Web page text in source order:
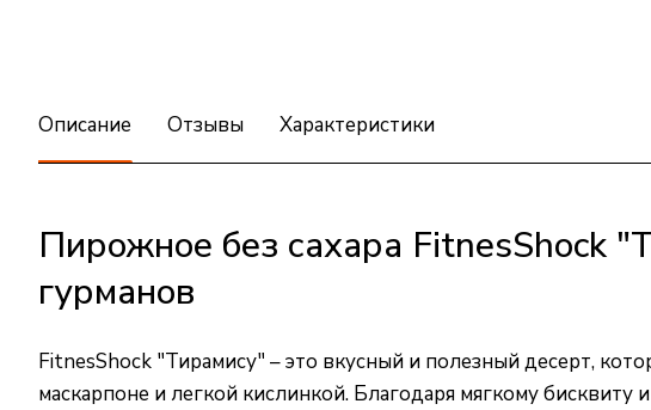
Описание Отзывы Характеристики
Пирожное без сахара FitnesShock
гурманов
FitnesShock "Тирамису" – это вкусный и полезный десерт,
маскарпоне и легкой кислинкой. Благодаря мягкому